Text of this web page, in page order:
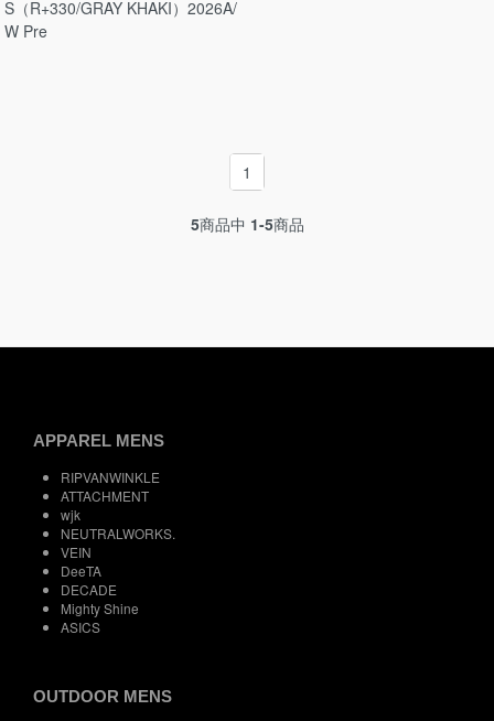
S（R+330/GRAY KHAKI）2026A/
W Pre
1
5商品中 1-5商品
APPAREL MENS
RIPVANWINKLE
ATTACHMENT
wjk
NEUTRALWORKS.
VEIN
DeeTA
DECADE
Mighty Shine
ASICS
OUTDOOR MENS